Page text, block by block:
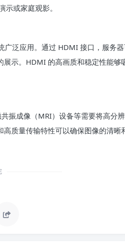
或家庭观影。
泛应用。通过 HDMI 接口，服务
示。HDMI 的高画质和稳定性能够
成像（MRI）设备等需要将高分
质量传输特性可以确保图像的清晰